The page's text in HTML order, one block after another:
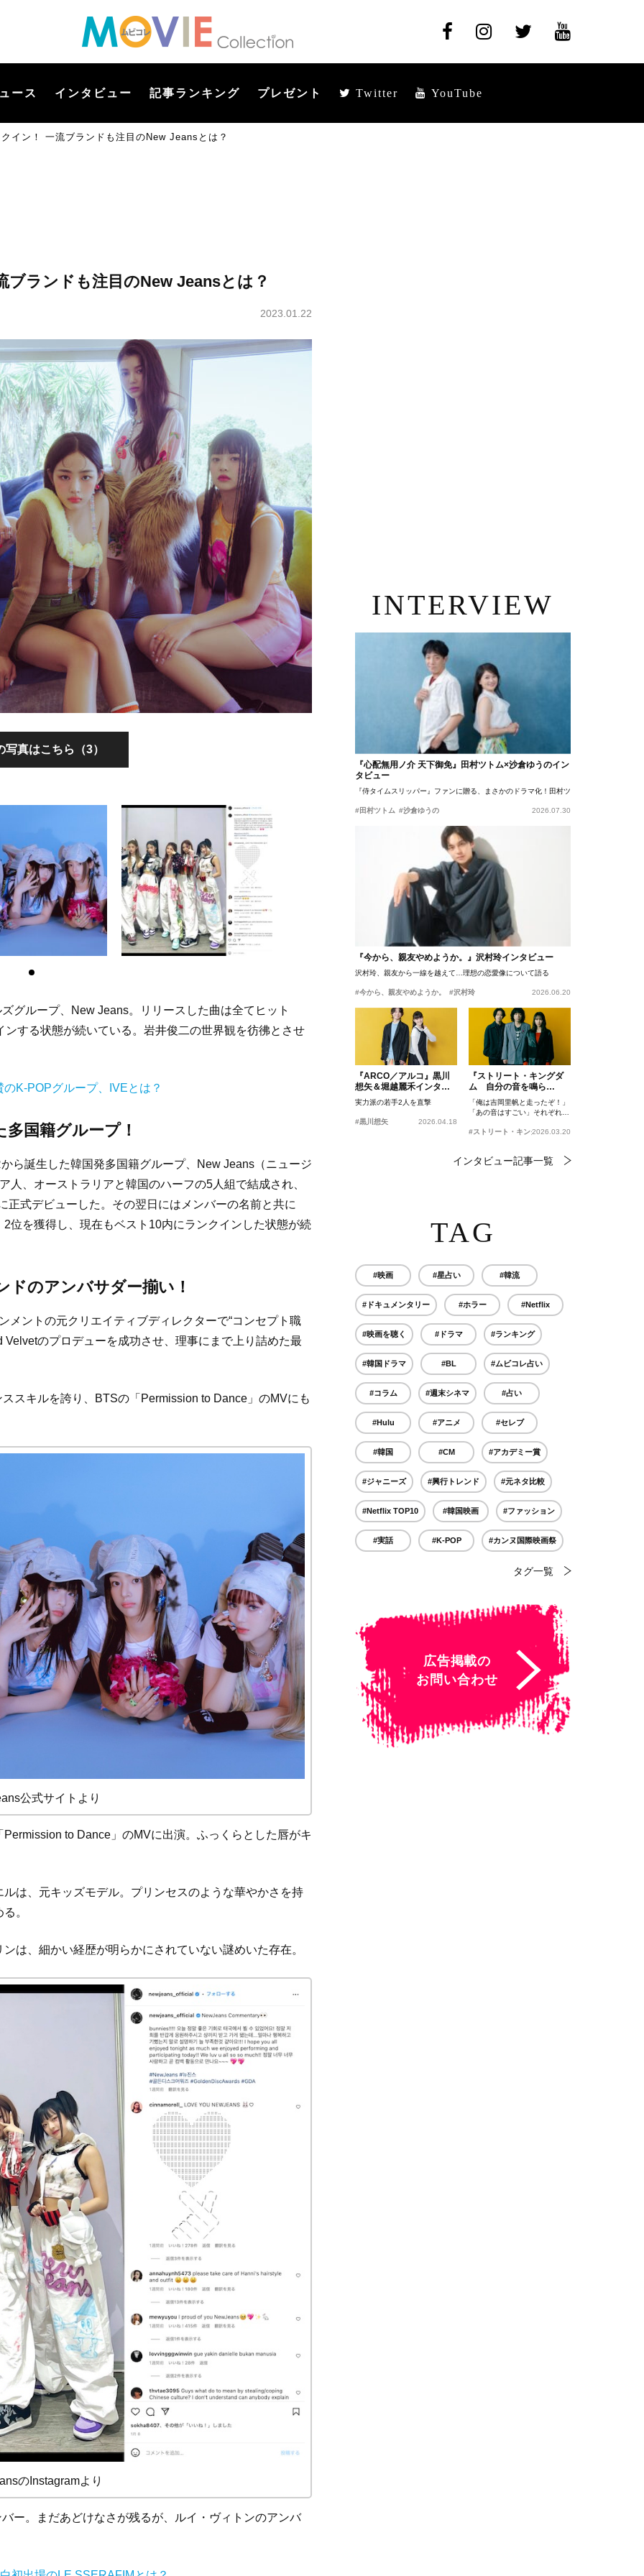
ース インタビュー 記事ランキング プレゼント Twitter YouTube
イン！ 一流ブランドも注目のNew Jeansとは？
ランドも注目のNew Jeansとは？
2023.01.22
写真はこちら（3）
グループ、New Jeans。リリースした曲は全てヒット
する状態が続いている。岩井俊二の世界観を彷彿とさせ
K-POPグループ、IVEとは？
国籍グループ！
ら誕生した韓国発多国籍グループ、New Jeans（ニュージ
、オーストラリアと韓国のハーフの5人組で結成され、
式デビューした。その翌日にはメンバーの名前と共に
位を獲得し、現在もベスト10内にランクインした状態が続
ドのアンバサダー揃い！
メントの元クリエイティブディレクターで“コンセプト職
のプロデューを成功させ、理事にまで上り詰めた最
スキルを誇り、BTSの「Permission to Dance」のMVにも
公式サイトより
to Dance」のMVに出演。ふっくらとした唇がキ
は、元キッズモデル。プリンセスのような華やかさを持
。
は、細かい経歴が明らかにされていない謎めいた存在。
のInstagramより
ー。まだあどけなさが残るが、ルイ・ヴィトンのアンバ
INTERVIEW
『心配無用ノ介 天下御免』田村ツトム×沙倉ゆうのイン
タビュー
『侍タイムスリッパー』ファンに贈る、まさかのドラマ化！田村ツトム×沙倉ゆうのが語
#田村ツトム #沙倉ゆうの 2026.07.30
『今から、親友やめようか。』沢村玲インタビュー
沢村玲、親友から一線を越えて…理想の恋愛像について語る
#今から、親友やめようか。 #沢村玲 2026.06.20
『ARCO／アルコ』黒川
想矢＆堀越麗禾インタビ
ュー
実力派の若手2人を直撃
#黒川想矢 2026.04.18
『ストリート・キングダ
ム 自分の音を鳴ら
せ。』峯田和伸、若葉竜
也、吉岡里帆インタビュ
ー
「俺は吉岡里帆と走ったぞ！」
「あの音はすごい」それぞれの
#ストリート・キングダム 自分の音を鳴らせ。
2026.03.20
インタビュー記事一覧
TAG
#映画 #星占い #韓流
#ドキュメンタリー #ホラー #Netflix
#映画を聴く #ドラマ #ランキング
#韓国ドラマ #BL #ムビコレ占い
#コラム #週末シネマ #占い
#Hulu #アニメ #セレブ
#韓国 #CM #アカデミー賞
#ジャニーズ #興行トレンド #元ネタ比較
#Netflix TOP10 #韓国映画 #ファッション
#実話 #K-POP #カンヌ国際映画祭
タグ一覧
広告掲載の
お問い合わせ